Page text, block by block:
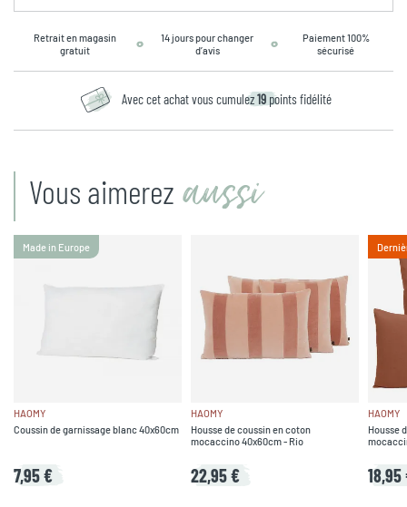
Retrait en magasin
gratuit
14 jours pour changer
d’avis
Paiement 100%
sécurisé
Avec cet achat vous cumulez19 points fidélité
Vous aimerez aussi
Made in Europe
HAOMY
Coussin de garnissage blanc 40x60cm
7,95 €
HAOMY
Housse de coussin en coton
mocaccino 40x60cm - Rio
22,95 €
HAOMY
Housse
18,95